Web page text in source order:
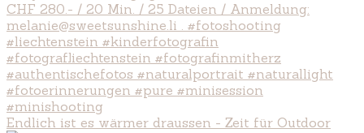
Endlich ist es wärmer draussen - Zeit für Outdoor